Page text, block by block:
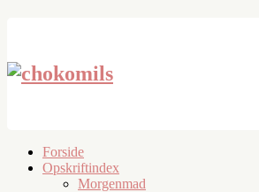
Forside
Opskriftindex
Morgenmad